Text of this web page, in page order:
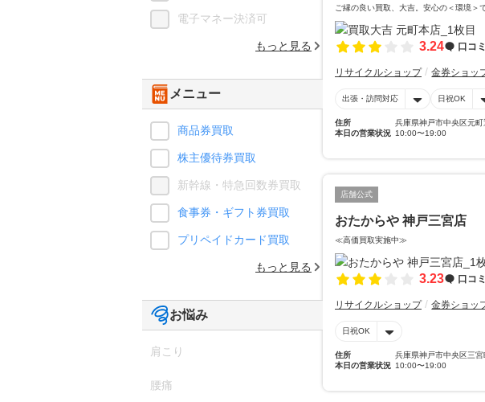
ご縁の良い買取、大吉。安心の＜環境＞
3.24 口コミ
リサイクルショップ 金券ショッ
出張・訪問対応 日祝OK
住所
兵庫県神戸市中央区元
本日の営業状況 10:00〜19:00
店舗公式
おたからや 神戸三宮店
≪高価買取実施中≫
3.23 口コミ
リサイクルショップ 金券ショッ
日祝OK
住所
兵庫県神戸市中央区三
本日の営業状況 10:00〜19:00
電子マネー決済可
もっと見る
メニュー
商品券買取
株主優待券買取
新幹線・特急回数券買取
食事券・ギフト券買取
プリペイドカード買取
もっと見る
お悩み
肩こり
腰痛